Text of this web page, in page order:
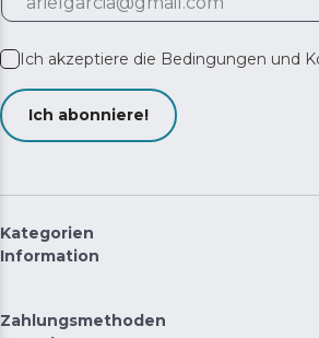
Ich akzeptiere die Bedingungen und
Ich abonniere!
Kategorien
Information
Zahlungsmethoden